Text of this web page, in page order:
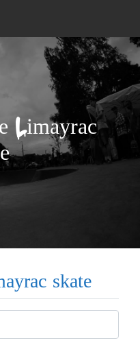
Limayrac
skate